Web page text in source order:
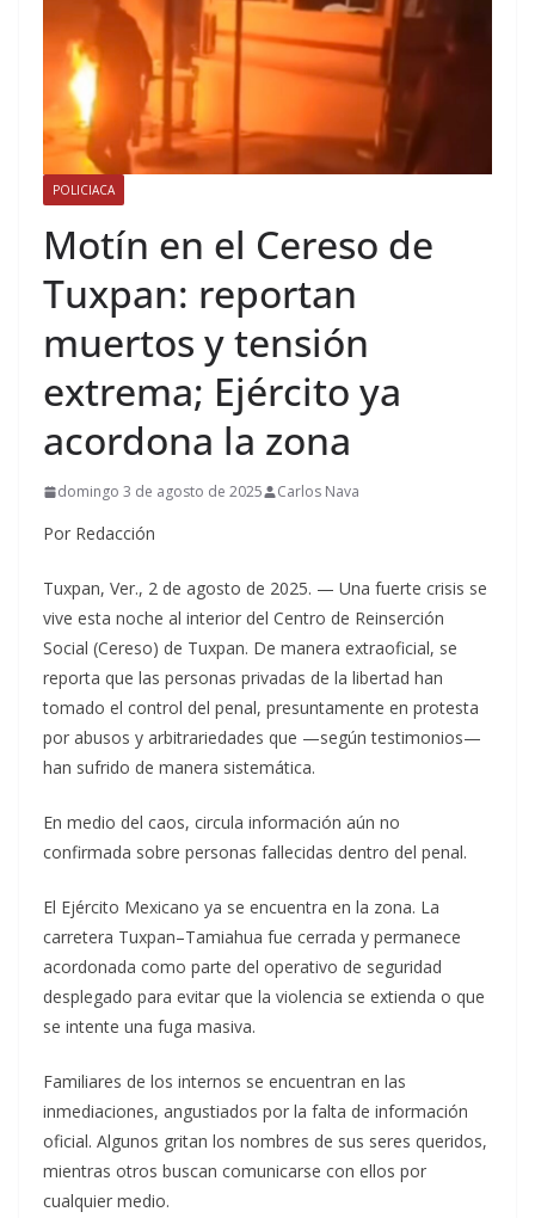
POLICIACA
Motín en el Cereso de
Tuxpan: reportan
muertos y tensión
extrema; Ejército ya
acordona la zona
domingo 3 de agosto de 2025 Carlos Nava
Por Redacción
Tuxpan, Ver., 2 de agosto de 2025. — Una fuerte crisis se
vive esta noche al interior del Centro de Reinserción
Social (Cereso) de Tuxpan. De manera extraoficial, se
reporta que las personas privadas de la libertad han
tomado el control del penal, presuntamente en protesta
por abusos y arbitrariedades que —según testimonios—
han sufrido de manera sistemática.
En medio del caos, circula información aún no
confirmada sobre personas fallecidas dentro del penal.
El Ejército Mexicano ya se encuentra en la zona. La
carretera Tuxpan–Tamiahua fue cerrada y permanece
acordonada como parte del operativo de seguridad
desplegado para evitar que la violencia se extienda o que
se intente una fuga masiva.
Familiares de los internos se encuentran en las
inmediaciones, angustiados por la falta de información
oficial. Algunos gritan los nombres de sus seres queridos,
mientras otros buscan comunicarse con ellos por
cualquier medio.